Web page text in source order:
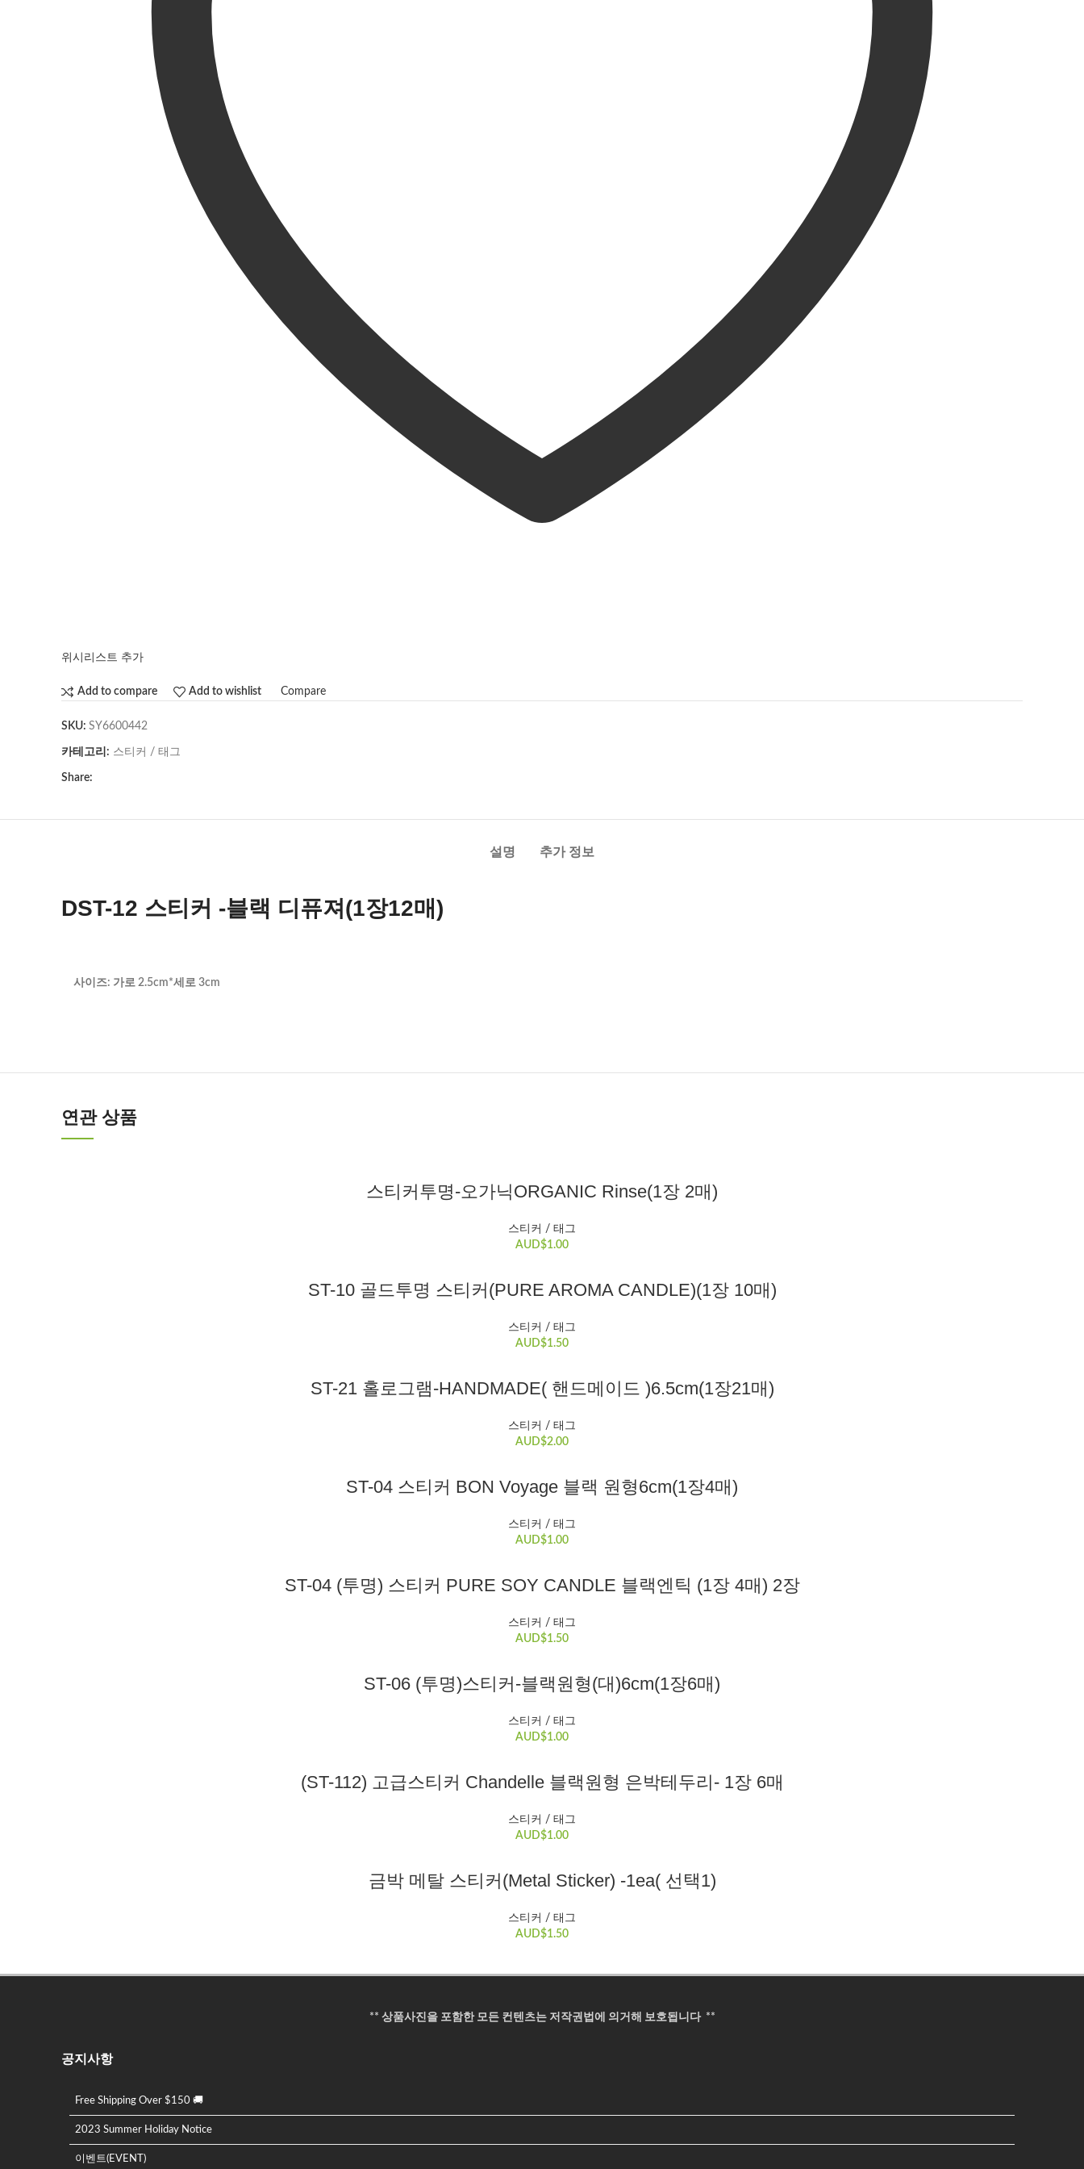
위시리스트 추가
Add to compare Add to wishlist Compare
SKU: SY6600442
카테고리: 스티커 / 태그
Share:
설명 추가 정보
DST-12 스티커 -블랙 디퓨져(1장12매)
사이즈: 가로 2.5cm*세로 3cm
연관 상품
스티커투명-오가닉ORGANIC Rinse(1장 2매)
스티커 / 태그
AUD$1.00
ST-10 골드투명 스티커(PURE AROMA CANDLE)(1장 10매)
스티커 / 태그
AUD$1.50
ST-21 홀로그램-HANDMADE( 핸드메이드 )6.5cm(1장21매)
스티커 / 태그
AUD$2.00
ST-04 스티커 BON Voyage 블랙 원형6cm(1장4매)
스티커 / 태그
AUD$1.00
ST-04 (투명) 스티커 PURE SOY CANDLE 블랙엔틱 (1장 4매) 2장
스티커 / 태그
AUD$1.50
ST-06 (투명)스티커-블랙원형(대)6cm(1장6매)
스티커 / 태그
AUD$1.00
(ST-112) 고급스티커 Chandelle 블랙원형 은박테두리- 1장 6매
스티커 / 태그
AUD$1.00
여
변
형
이
상
금박 메탈 스티커(Metal Sticker) -1ea( 선택1)
스티커 / 태그
AUD$1.50
** 상품사진을 포함한 모든 컨텐츠는 저작권법에 의거해 보호됩니다 **
공지사항
Free Shipping Over $150 🚚
2023 Summer Holiday Notice
이벤트(EVENT)